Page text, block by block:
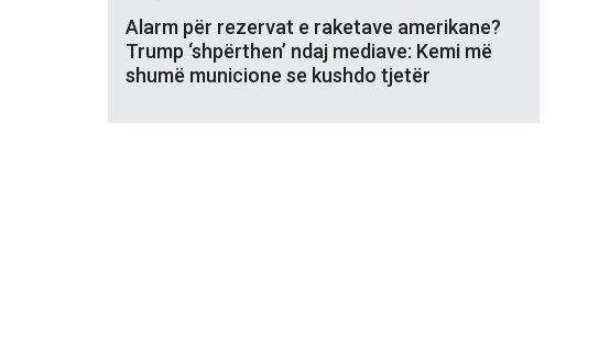
Alarm për rezervat e raketave amerikane?
Trump ‘shpërthen’ ndaj mediave: Kemi më
shumë municione se kushdo tjetër